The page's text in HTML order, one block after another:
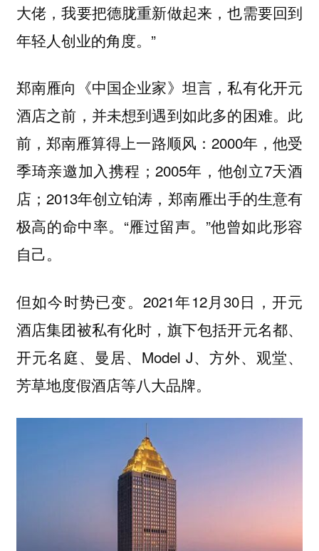
大佬，我要把德胧重新做起来，也需要回到
年轻人创业的角度。”
郑南雁向《中国企业家》坦言，私有化开元
酒店之前，并未想到遇到如此多的困难。此
前，郑南雁算得上一路顺风：2000年，他受
季琦亲邀加入携程；2005年，他创立7天酒
店；2013年创立铂涛，郑南雁出手的生意有
极高的命中率。“雁过留声。”他曾如此形容
自己。
但如今时势已变。2021年12月30日，开元
酒店集团被私有化时，旗下包括开元名都、
开元名庭、曼居、Model J、方外、观堂、
芳草地度假酒店等八大品牌。